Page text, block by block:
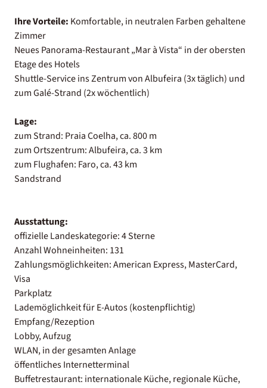
Ihre Vorteile: Komfortable, in neutralen Farben gehaltene
Zimmer
Neues Panorama-Restaurant „Mar à Vista“ in der obersten
Etage des Hotels
Shuttle-Service ins Zentrum von Albufeira (3x täglich) und
zum Galé-Strand (2x wöchentlich)
Lage:
zum Strand: Praia Coelha, ca. 800 m
zum Ortszentrum: Albufeira, ca. 3 km
zum Flughafen: Faro, ca. 43 km
Sandstrand
Ausstattung:
offizielle Landeskategorie: 4 Sterne
Anzahl Wohneinheiten: 131
Zahlungsmöglichkeiten: American Express, MasterCard,
Visa
Parkplatz
Lademöglichkeit für E-Autos (kostenpflichtig)
Empfang/Rezeption
Lobby, Aufzug
WLAN, in der gesamten Anlage
öffentliches Internetterminal
Buffetrestaurant: internationale Küche, regionale Küche,